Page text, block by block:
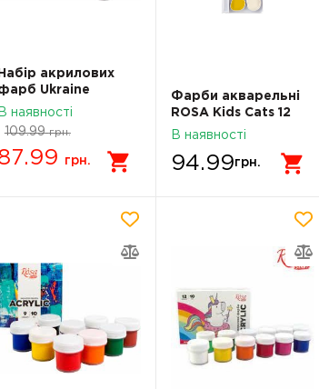
Набір акрилових
Ukraine
ROSA START
В наявності
109.99 грн.
грн.
Фарби акварельні
ROSA Kids Cats 12
кольорів 301202
В наявності
94.99 грн.